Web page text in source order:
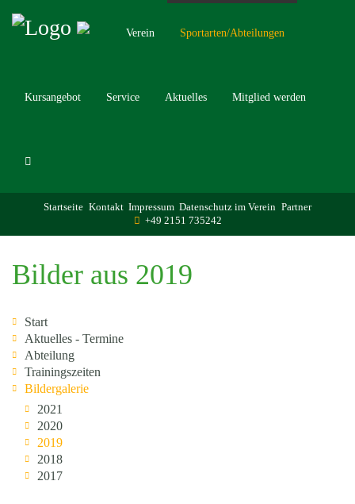
Verein Sportarten/Abteilungen
Kursangebot Service Aktuelles Mitglied werden
Startseite Kontakt Impressum Datenschutz im Verein Partner
+49 2151 735242
Bilder aus 2019
Start
Aktuelles - Termine
Abteilung
Trainingszeiten
Bildergalerie
2021
2020
2019
2018
2017